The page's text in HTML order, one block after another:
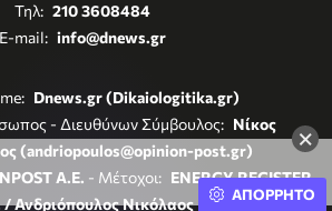
×
Τηλ: 210 3608484
E-mail: info@dnews.gr
Dnews.gr (Dikaiologitika.gr)
- Διευθύνων Σύμβουλος: Νίκος
(andriopoulos@opinion-post.gr)
A.E. - Μέτοχοι: ENERGY REGISTER
Ανδριόπουλος Νικόλαος
ΑΠΟΡΡΗΤΟ